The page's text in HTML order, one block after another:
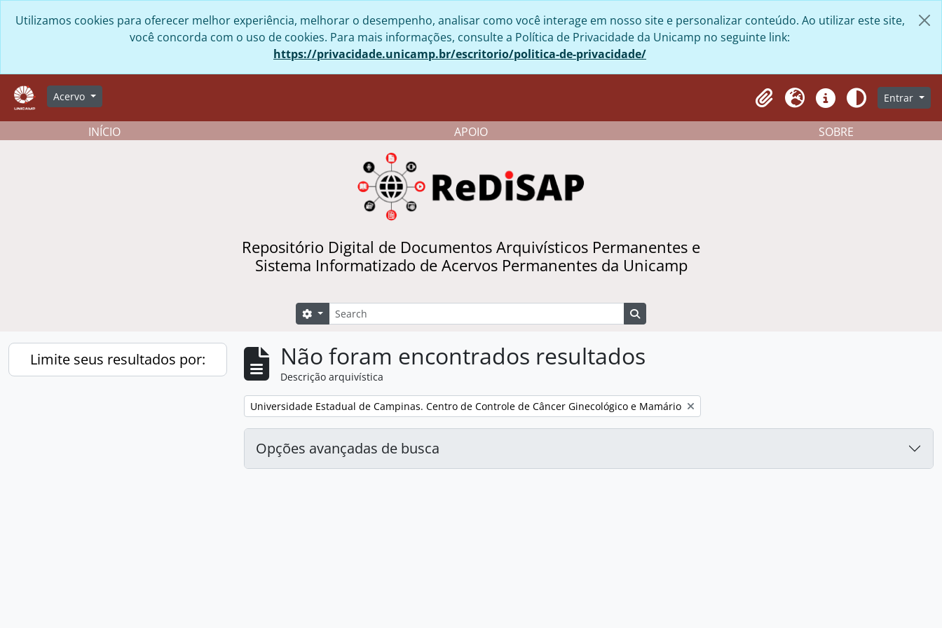
Utilizamos cookies para oferecer melhor experiência, melhorar o desempenho, analisar como você interage em nosso site e personalizar conteúdo. Ao utilizar este site,
você concorda com o uso de cookies. Para mais informações, consulte a Política de Privacidade da Unicamp no seguinte link:
https://privacidade.unicamp.br/escritorio/politica-de-privacidade/
Acervo
Clipboard
Idioma AtalhosAparênciaEntrar
INÍCIO APOIO SOBRE
Repositório Digital de Documentos Arquivísticos Permanentes e
Sistema Informatizado de Acervos Permanentes da Unicamp
Buscar
Opções de busca
Limite seus resultados por: Não foram encontrados resultados
Descrição arquivística
Remover filtro:
Universidade Estadual de Campinas. Centro de Controle de Câncer Ginecológico e Mamário
Opções avançadas de busca